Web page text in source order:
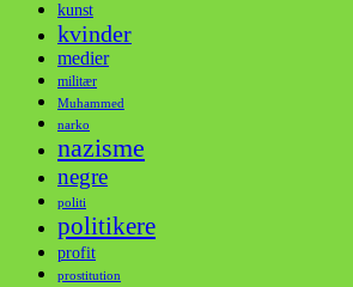
kunst
kvinder
medier
militær
Muhammed
narko
nazisme
negre
politi
politikere
profit
prostitution